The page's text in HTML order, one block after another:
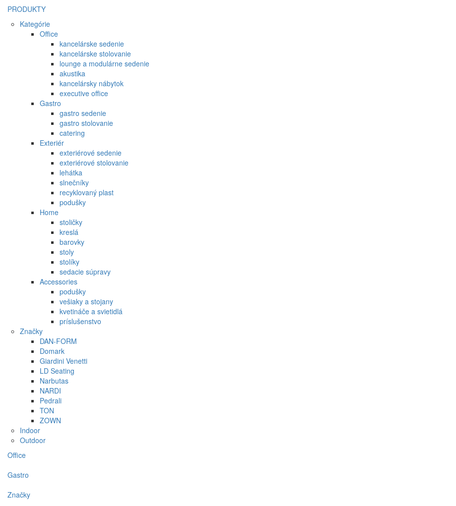
PRODUKTY
Kategórie
Office
kancelárske sedenie
kancelárske stolovanie
lounge a modulárne sedenie
akustika
kancelársky nábytok
executive office
Gastro
gastro sedenie
gastro stolovanie
catering
Exteriér
exteriérové sedenie
exteriérové stolovanie
lehátka
slnečníky
recyklovaný plast
podušky
Home
stoličky
kreslá
barovky
stoly
stolíky
sedacie súpravy
Accessories
podušky
vešiaky a stojany
kvetináče a svietidlá
príslušenstvo
Značky
DAN-FORM
Domark
Giardini Venetti
LD Seating
Narbutas
NARDI
Pedrali
TON
ZOWN
Indoor
Outdoor
Office
Gastro
Značky